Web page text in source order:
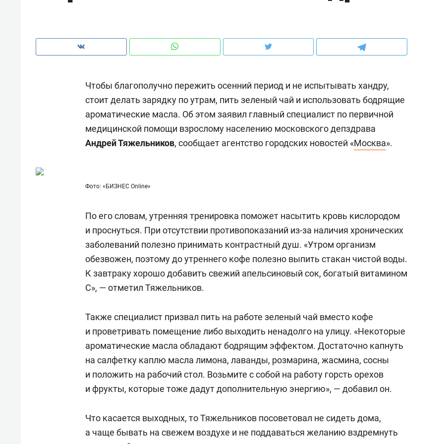
Чтобы благополучно пережить осенний период и не испытывать хандру,
стоит делать зарядку по утрам, пить зеленый чай и использовать бодрящие
ароматические масла. Об этом заявил главный специалист по первичной
медицинской помощи взрослому населению московского депздрава
Андрей Тяжельников, сообщает агентство городских новостей «Москва».
Фото: «БИЗНЕС Online»
По его словам, утренняя тренировка поможет насытить кровь кислородом
и проснуться. При отсутствии противопоказаний из-за наличия хронических
заболеваний полезно принимать контрастный душ. «Утром организм
обезвожен, поэтому до утреннего кофе полезно выпить стакан чистой воды.
К завтраку хорошо добавить свежий апельсиновый сок, богатый витамином
С», — отметил Тяжельников.
Также специалист призвал пить на работе зеленый чай вместо кофе
и проветривать помещение либо выходить ненадолго на улицу. «Некоторые
ароматические масла обладают бодрящим эффектом. Достаточно капнуть
на салфетку каплю масла лимона, лаванды, розмарина, жасмина, сосны
и положить на рабочий стол. Возьмите с собой на работу горсть орехов
и фрукты, которые тоже дадут дополнительную энергию», — добавил он.
Что касается выходных, то Тяжельников посоветовал не сидеть дома,
а чаще бывать на свежем воздухе и не поддаваться желанию вздремнуть
стал Меккой для любителей
когда человек не считает
свою сверхнагрузку
с мебелью за 2
для меня это